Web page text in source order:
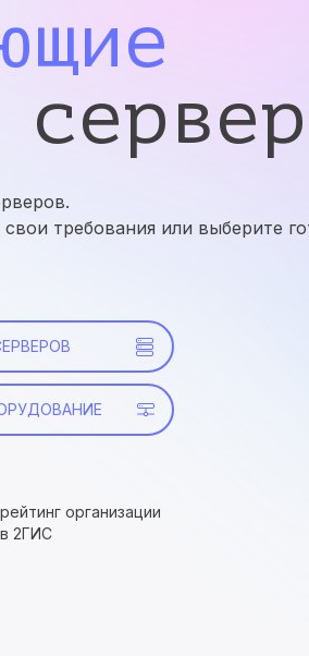
требования или выберите
рейтинг организации
в 2ГИС